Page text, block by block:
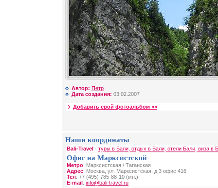
Автор: Петр
Дата создания: 03.02.2007
Добавить свой фотоальбом »»
Наши координаты
Bali-Travel - туры в Бали, отдых в Бали, отели Бали, виза в
Офис на Марксистской
Метро: Марксистская / Таганская
Адрес: Москва, ул. Марксистская, д 3 офис 416
Тел: +7 (495) 785-88-10 (мн.)
E-mail: info@bali-travel.ru